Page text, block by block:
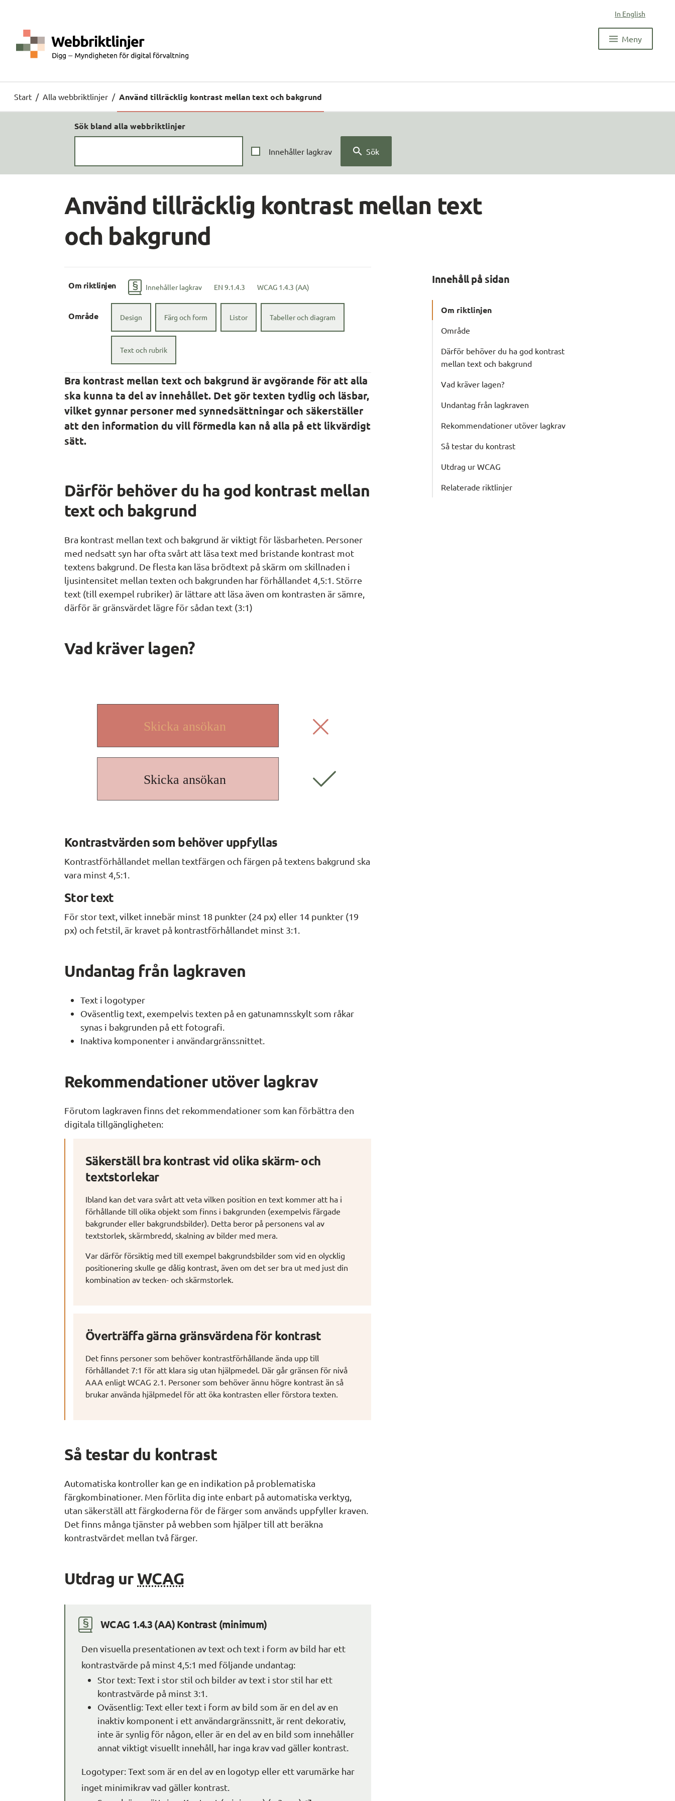
In English
Meny
Start / Alla webbriktlinjer / Använd tillräcklig kontrast mellan text och bakgrund
Sök bland alla webbriktlinjer
Innehåller lagkrav Sök
Använd tillräcklig kontrast mellan text
och bakgrund
Innehåll på sidan
Om riktlinjen
Område
Därför behöver du ha god kontrast
mellan text och bakgrund
Vad kräver lagen?
Undantag från lagkraven
Rekommendationer utöver lagkrav
Så testar du kontrast
Utdrag ur WCAG
Relaterade riktlinjer
Om riktlinjen Innehåller lagkrav EN 9.1.4.3 WCAG 1.4.3 (AA)
Område Design Färg och form Listor Tabeller och diagram
Text och rubrik
Bra kontrast mellan text och bakgrund är avgörande för att alla
ska kunna ta del av innehållet. Det gör texten tydlig och läsbar,
vilket gynnar personer med synnedsättningar och säkerställer
att den information du vill förmedla kan nå alla på ett likvärdigt
sätt.
Därför behöver du ha god kontrast mellan
text och bakgrund
Bra kontrast mellan text och bakgrund är viktigt för läsbarheten. Personer
med nedsatt syn har ofta svårt att läsa text med bristande kontrast mot
textens bakgrund. De flesta kan läsa brödtext på skärm om skillnaden i
ljusintensitet mellan texten och bakgrunden har förhållandet 4,5:1. Större
text (till exempel rubriker) är lättare att läsa även om kontrasten är sämre,
därför är gränsvärdet lägre för sådan text (3:1)
Vad kräver lagen?
Kontrastvärden som behöver uppfyllas
Kontrastförhållandet mellan textfärgen och färgen på textens bakgrund ska
vara minst 4,5:1.
Stor text
För stor text, vilket innebär minst 18 punkter (24 px) eller 14 punkter (19
px) och fetstil, är kravet på kontrastförhållandet minst 3:1.
Undantag från lagkraven
Text i logotyper
Oväsentlig text, exempelvis texten på en gatunamnsskylt som råkar
synas i bakgrunden på ett fotografi.
Inaktiva komponenter i användargränssnittet.
Rekommendationer utöver lagkrav
Förutom lagkraven finns det rekommendationer som kan förbättra den
digitala tillgängligheten:
Säkerställ bra kontrast vid olika skärm- och
textstorlekar
Ibland kan det vara svårt att veta vilken position en text kommer att ha i
förhållande till olika objekt som finns i bakgrunden (exempelvis färgade
bakgrunder eller bakgrundsbilder). Detta beror på personens val av
textstorlek, skärmbredd, skalning av bilder med mera.
Var därför försiktig med till exempel bakgrundsbilder som vid en olycklig
positionering skulle ge dålig kontrast, även om det ser bra ut med just din
kombination av tecken- och skärmstorlek.
Överträffa gärna gränsvärdena för kontrast
Det finns personer som behöver kontrastförhållande ända upp till
förhållandet 7:1 för att klara sig utan hjälpmedel. Där går gränsen för nivå
AAA enligt WCAG 2.1. Personer som behöver ännu högre kontrast än så
brukar använda hjälpmedel för att öka kontrasten eller förstora texten.
Så testar du kontrast
Automatiska kontroller kan ge en indikation på problematiska
färgkombinationer. Men förlita dig inte enbart på automatiska verktyg,
utan säkerställ att färgkoderna för de färger som används uppfyller kraven.
Det finns många tjänster på webben som hjälper till att beräkna
kontrastvärdet mellan två färger.
Utdrag ur WCAG
WCAG 1.4.3 (AA) Kontrast (minimum)
Den visuella presentationen av text och text i form av bild har ett
kontrastvärde på minst 4,5:1 med följande undantag:
Stor text: Text i stor stil och bilder av text i stor stil har ett
kontrastvärde på minst 3:1.
Oväsentlig: Text eller text i form av bild som är en del av en
inaktiv komponent i ett användargränssnitt, är rent dekorativ,
inte är synlig för någon, eller är en del av en bild som innehåller
annat viktigt visuellt innehåll, har inga krav vad gäller kontrast.
Logotyper: Text som är en del av en logotyp eller ett varumärke har
inget minimikrav vad gäller kontrast.